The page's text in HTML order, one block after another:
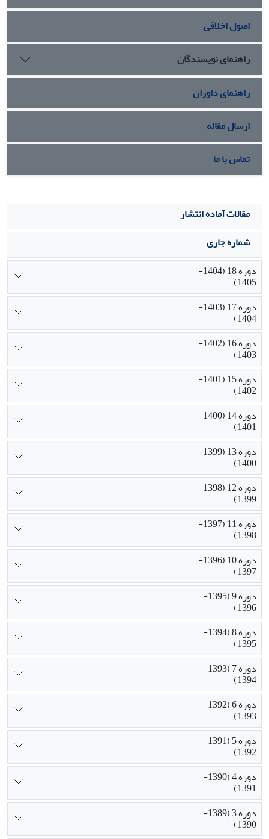
ساختارمند از چیستی و کارکرد نقد اجتماعی در بستر نظری مکاتب
فکری معاصر ارائه دهد.
اصول اخلاقی
راهنمای نویسندگان
راهنمای داوران
ارسال مقاله
تماس با ما
مقالات آماده انتشار
شماره جاری
دوره 18 (1404-
1405)
دوره 17 (1403-
1404)
دوره 16 (1402-
1403)
دوره 15 (1401-
1402)
دوره 14 (1400-
1401)
دوره 13 (1399-
1400)
دوره 12 (1398-
1399)
دوره 11 (1397-
1398)
دوره 10 (1396-
1397)
دوره 9 (1395-
1396)
دوره 8 (1394-
1395)
دوره 7 (1393-
1394)
دوره 6 (1392-
1393)
دوره 5 (1391-
1392)
دوره 4 (1390-
1391)
دوره 3 (1389-
1390)